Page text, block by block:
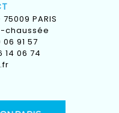
PARIS
chaussée
91 57
14 06 74